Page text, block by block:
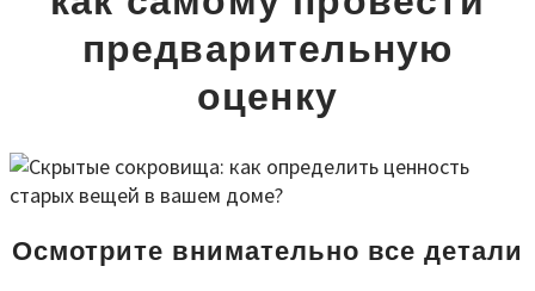
предварительную
оценку
Осмотрите внимательно все детали